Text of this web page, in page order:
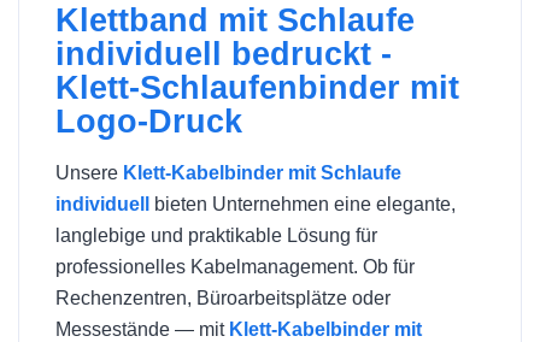
Klettband mit Schlaufe
individuell bedruckt -
Klett-Schlaufenbinder mit
Logo-Druck
Unsere Klett-Kabelbinder mit Schlaufe
individuell
bieten Unternehmen eine elegante,
langlebige und praktikable Lösung für
professionelles Kabelmanagement. Ob für
Rechenzentren, Büroarbeitsplätze oder
Messestände — mit Klett-Kabelbinder mit